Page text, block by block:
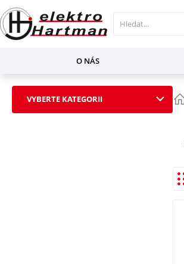
O NÁS
VYBERTE KATEGORII